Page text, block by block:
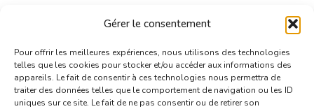
Gérer le consentement
Pour offrir les meilleures expériences, nous utilisons des technologies
telles que les cookies pour stocker et/ou accéder aux informations des
appareils. Le fait de consentir à ces technologies nous permettra de
traiter des données telles que le comportement de navigation ou les ID
uniques sur ce site. Le fait de ne pas consentir ou de retirer son
secretariat@cbti-bkvt.org.